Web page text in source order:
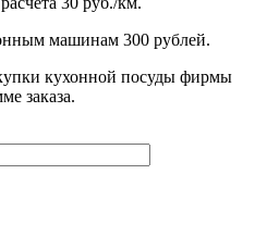
машинам 300 рублей.
кухонной посуды фирмы
заказа.